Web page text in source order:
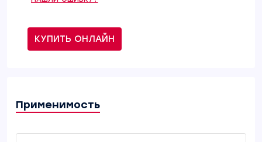
КУПИТЬ ОНЛАЙН
Применимость